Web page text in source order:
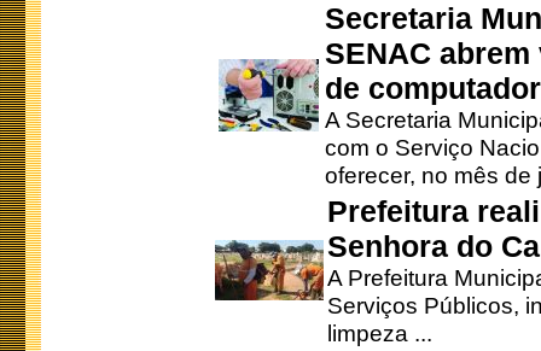
Secretaria
SENAC
de
A Secretaria
com o Serviço
oferecer, no mês de
Prefeitura
Senhora do
A Prefeitura
Serviços Públicos,
limpeza ...